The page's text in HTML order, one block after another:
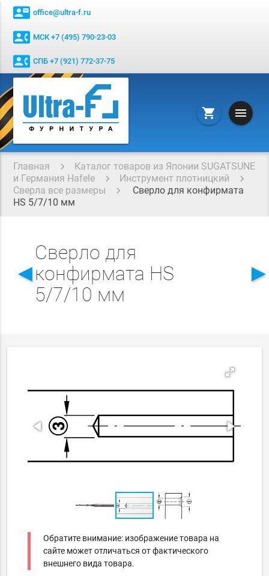
contact_mail office@ultra-f.ru
contact_phone МСК +7 (495) 790-23-03
contact_phone СПБ +7 (921) 772-37-75
shopping_cart menu
Главная
Каталог товаров из Японии SUGATSUNE
и Германия Hafele
Инструмент плотницкий
Сверла все размеры
Сверло для конфирмата
HS 5/7/10 мм
◄
Сверло для
конфирмата HS
5/7/10 мм
Обратите внимание: изображение товара на
сайте может отличаться от фактического
внешнего вида товара.